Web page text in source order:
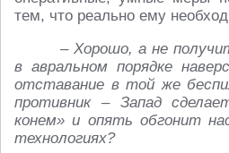
тем, что реально ему
– Хорошо, а не
в авральном порядке
отставание в той же
противник – Запад
конем» и опять обгонит
технологиях?